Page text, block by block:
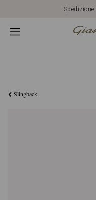
Spedizione
Slingback